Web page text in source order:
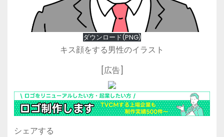
ダウンロード(PNG)
キス顔をする男性のイラスト
[広告]
シェアする